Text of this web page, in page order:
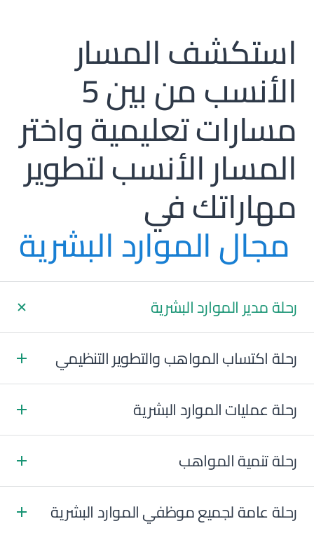
استكشف المسار
الأنسب من بين 5
مسارات تعليمية واختر
المسار الأنسب لتطوير
مهاراتك في
رحلة مدير الموارد البشرية
البداية مقدمة اختبار نفسي
رحلة اكتساب المواهب والتطوير التنظيمي
البداية اختبار نفسي
رحلة عمليات الموارد البشرية
البداية مقدمة اختبار نفسي
رحلة تنمية المواهب
رحلة عامة لجميع موظفي الموارد البشرية